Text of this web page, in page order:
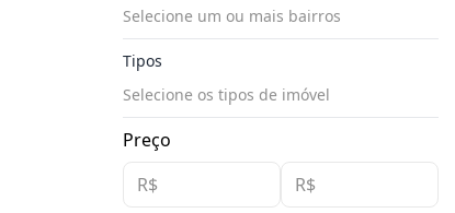
Selecione um ou mais bairros
Tipos
Selecione os tipos de imóvel
Preço